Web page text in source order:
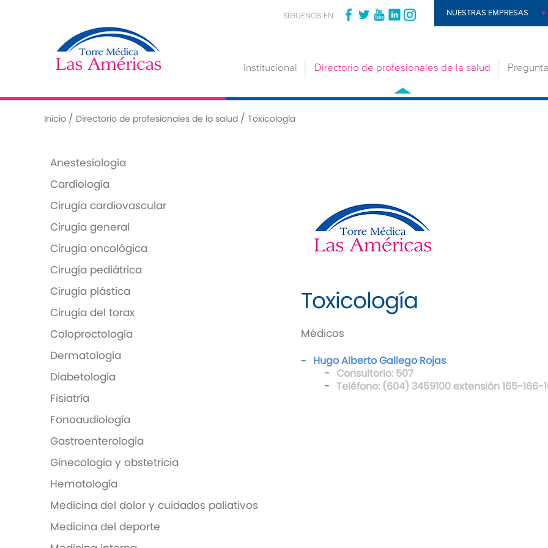
SÍGUENOS EN NUESTRAS EMPRESAS
Institucional Directorio de profesionales de la salud
Inicio / Directorio de profesionales de la salud / Toxicología
Anestesiología
Cardiología
Cirugía cardiovascular
Cirugía general
Cirugía oncológica
Cirugía pediátrica
Cirugía plástica
Cirugía del torax
Coloproctología
Dermatología
Diabetología
Fisiatría
Fonoaudiología
Gastroenterología
Ginecología y obstetricia
Hematología
Medicina del dolor y cuidados paliativos
Medicina del deporte
Toxicología
Médicos
Hugo Alberto Gallego Rojas
Consultorio: 507
Teléfono: (604) 3459100 extensión 165-166-